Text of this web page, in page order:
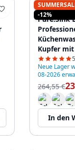
-12%
PURE.SINK
Pure.Sink
Kupfer
Auslauf
Strahlarten
Neue Lager
08-2026
264,55 €
In den